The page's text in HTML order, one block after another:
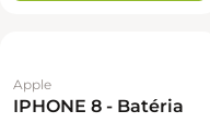
Apple
IPHONE 8 - Batéria